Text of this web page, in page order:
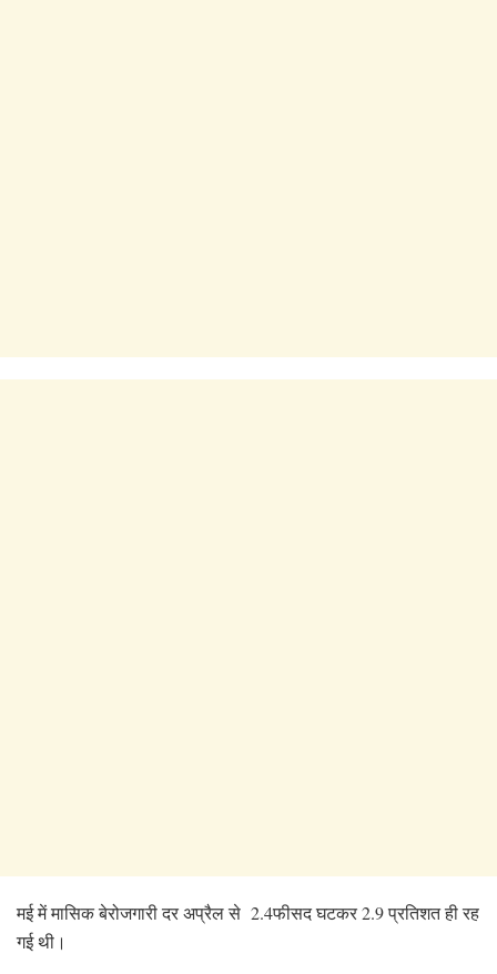
मई में मासिक बेरोजगारी दर अप्रैल से 2.4फीसद घटकर 2.9 प्रतिशत ही रह
गई थी।